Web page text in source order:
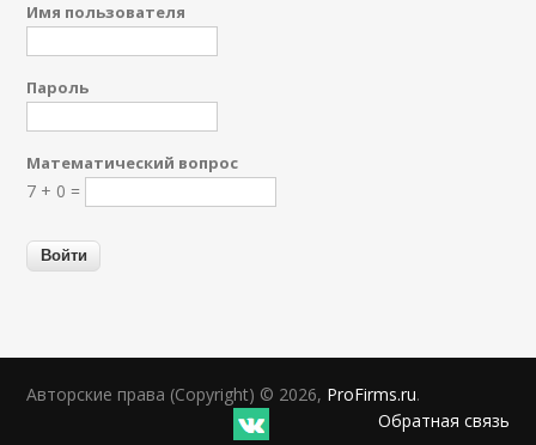
Имя пользователя
Пароль
Математический вопрос
7 + 0 =
Авторские права (Copyright) © 2026, ProFirms.ru.
Обратная связь